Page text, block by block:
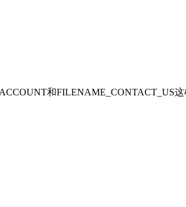
和FILENAME_CONTACT_US这